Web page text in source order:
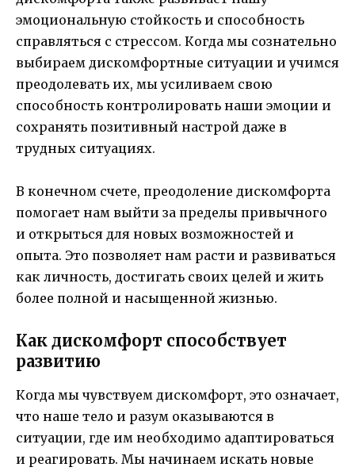
эмоциональную стойкость и способность
справляться с стрессом. Когда мы сознательно
выбираем дискомфортные ситуации и учимся
преодолевать их, мы усиливаем свою
способность контролировать наши эмоции и
сохранять позитивный настрой даже в
трудных ситуациях.
В конечном счете, преодоление дискомфорта
помогает нам выйти за пределы привычного
и открыться для новых возможностей и
опыта. Это позволяет нам расти и развиваться
как личность, достигать своих целей и жить
более полной и насыщенной жизнью.
Как дискомфорт способствует
развитию
Когда мы чувствуем дискомфорт, это означает,
что наше тело и разум оказываются в
ситуации, где им необходимо адаптироваться
и реагировать. Мы начинаем искать новые